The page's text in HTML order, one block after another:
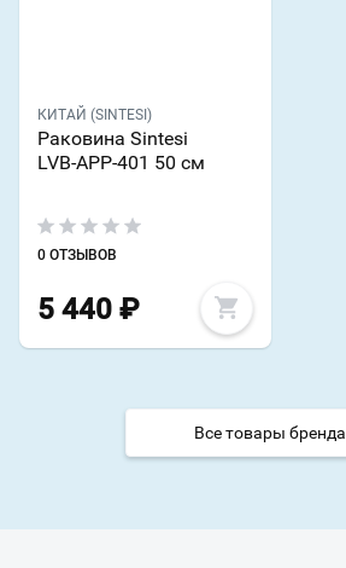
КИТАЙ (SINTESI)
Раковина Sintesi
LVB-APP-401 50 см
0 ОТЗЫВОВ
5 440 ₽
Все товары бренда